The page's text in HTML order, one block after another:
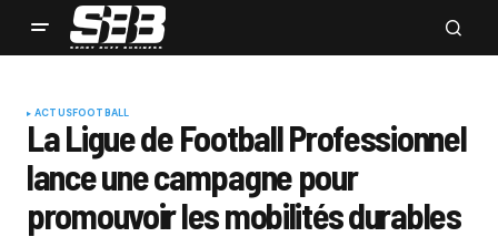
ACTUSFOOTBALL
La Ligue de Football Professionnel
lance une campagne pour
promouvoir les mobilités durables